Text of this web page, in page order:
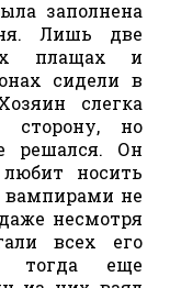
заполнена
Лишь две
плащах и
сидели в
слегка
сторону, но
решался. Он
носить
вампирами не
несмотря
всех его
тогда еще